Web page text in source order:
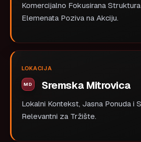
Komercijalno Fokusirana
Elemenata Poziva na Akciju.
LOKACIJA
Sremska Mitrovica
Lokalni Kontekst, Jasna Ponuda i
Relevantni za Tržište.